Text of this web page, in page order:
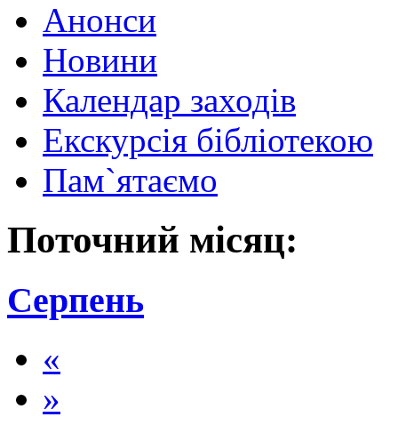
Анонси
Новини
Календар заходів
Екскурсія бібліотекою
Пам`ятаємо
Поточний місяц:
Серпень
«
»